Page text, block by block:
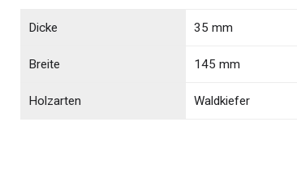
Dicke 35 mm
Breite 145 mm
Holzarten Waldkiefer